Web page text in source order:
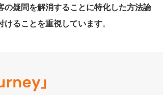
の疑問を解消することに特化した方法論
けることを重視しています。